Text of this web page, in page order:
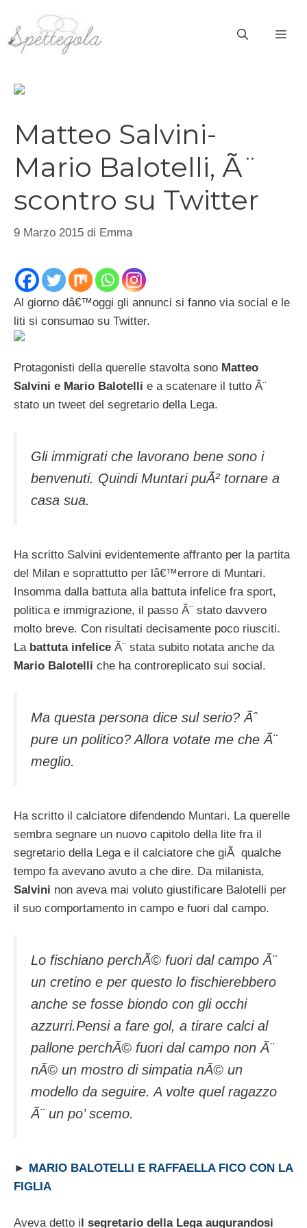
contenuto
Matteo Salvini-
Mario Balotelli, Ã¨
scontro su Twitter
9 Marzo 2015 di Emma
Al giorno dâ€™oggi gli annunci si fanno via social e le
liti si consumao su Twitter.
Protagonisti della querelle stavolta sono Matteo
Salvini e Mario Balotelli e a scatenare il tutto Ã¨
stato un tweet del segretario della Lega.
Gli immigrati che lavorano bene sono i
benvenuti. Quindi Muntari puÃ² tornare a
casa sua.
Ha scritto Salvini evidentemente affranto per la partita
del Milan e soprattutto per lâ€™errore di Muntari.
Insomma dalla battuta alla battuta infelice fra sport,
politica e immigrazione, il passo Ã¨ stato davvero
molto breve. Con risultati decisamente poco riusciti.
La battuta infelice Ã¨ stata subito notata anche da
Mario Balotelli che ha controreplicato sui social.
Ma questa persona dice sul serio? Ãˆ
pure un politico? Allora votate me che Ã¨
meglio.
Ha scritto il calciatore difendendo Muntari. La querelle
sembra segnare un nuovo capitolo della lite fra il
segretario della Lega e il calciatore che giÃ qualche
tempo fa avevano avuto a che dire. Da milanista,
Salvini non aveva mai voluto giustificare Balotelli per
il suo comportamento in campo e fuori dal campo.
Lo fischiano perchÃ© fuori dal campo Ã¨
un cretino e per questo lo fischierebbero
anche se fosse biondo con gli occhi
azzurri.Pensi a fare gol, a tirare calci al
pallone perchÃ© fuori dal campo non Ã¨
nÃ© un mostro di simpatia nÃ© un
modello da seguire. A volte quel ragazzo
Ã¨ un po’ scemo.
►
MARIO BALOTELLI E RAFFAELLA FICO CON LA
FIGLIA
Aveva detto il segretario della Lega augurandosi